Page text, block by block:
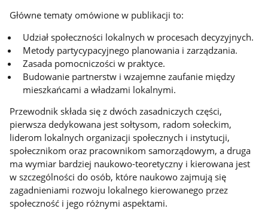
Główne tematy omówione w publikacji to:
Udział społeczności lokalnych w procesach decyzyjnych.
Metody partycypacyjnego planowania i zarządzania.
Zasada pomocniczości w praktyce.
Budowanie partnerstw i wzajemne zaufanie między
mieszkańcami a władzami lokalnymi.
Przewodnik składa się z dwóch zasadniczych części,
pierwsza dedykowana jest sołtysom, radom sołeckim,
liderom lokalnych organizacji społecznych i instytucji,
społecznikom oraz pracownikom samorządowym, a druga
ma wymiar bardziej naukowo-teoretyczny i kierowana jest
w szczególności do osób, które naukowo zajmują się
zagadnieniami rozwoju lokalnego kierowanego przez
społeczność i jego różnymi aspektami.